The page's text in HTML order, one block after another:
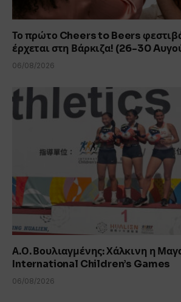
Το πρώτο Cheers to Beers
έρχεται στη Βάρκιζα! (26-30
06/08/2026
Α.Ο. Βουλιαγμένης: Χάλκινη η
International Children’s Games
06/08/2026